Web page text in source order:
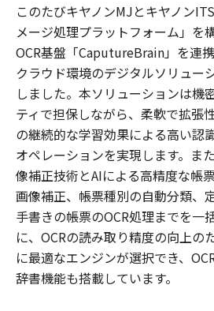
このたびキヤノンMJとキヤノン
メージ処理プラットフォーム」を
OCR基盤「CaputureBrain」を連
クラウド環境のデジタルソリュー
しました。本ソリューションは機
ティで担保しながら、柔軟で拡張
の継続的な学習効果による高い認
オペレーションを実現します。ま
像補正技術とAIによる高精度な帳
画像補正、帳票種別の自動分類、
手書きの帳票のOCR処理までを一
に、 OCRの読み取り精度の向上の
に最適なエンジンが選択でき、
辞書機能も搭載しています。